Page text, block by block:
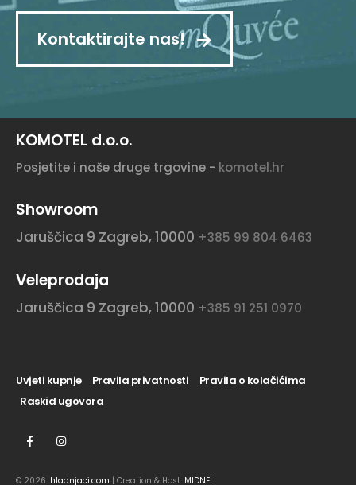
Kontaktirajte nas!
KOMOTEL d.o.o.
Posjetite i naše druge trgovine - komotel.hr
Showroom
Jaruščica 9 Zagreb, 10000 +385 99 804 6463
Veleprodaja
Jaruščica 9 Zagreb, 10000 +385 91 251 0970
Uvjeti kupnje Pravila privatnosti
Pravila o kolačićima
Raskid ugovora
© 2026. hladnjaci.com | Creation & Host: MIDNEL